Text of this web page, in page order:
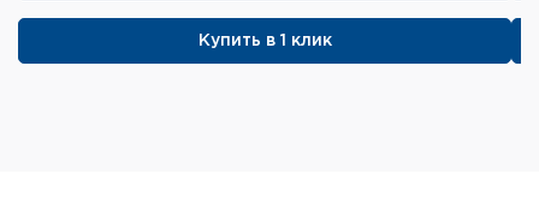
Купить в 1 клик